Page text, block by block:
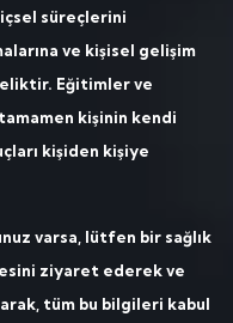
içsel süreçlerini
ve kişisel gelişim
Eğitimler ve
kişinin kendi
kişiden kişiye
varsa, lütfen bir sağlık
ziyaret ederek ve
tüm bu bilgileri kabul